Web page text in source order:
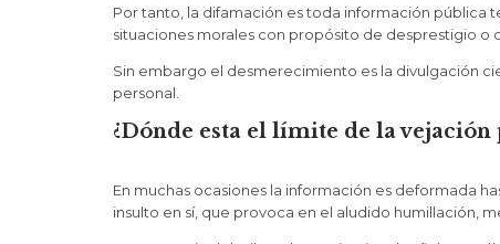
Por tanto, la difamación es toda información pública
situaciones morales con propósito de desprestigio o
Sin embargo el desmerecimiento es la divulgación
personal.
¿Dónde esta el límite de la vejación
En muchas ocasiones la información es deformada
insulto en sí, que provoca en el aludido humillación,